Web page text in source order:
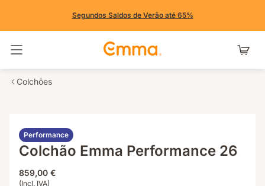
Segundos Saldos de Verão até 65%
Colchões
Performance
Colchão Emma Performance 26
859,00 €
(Incl. IVA)